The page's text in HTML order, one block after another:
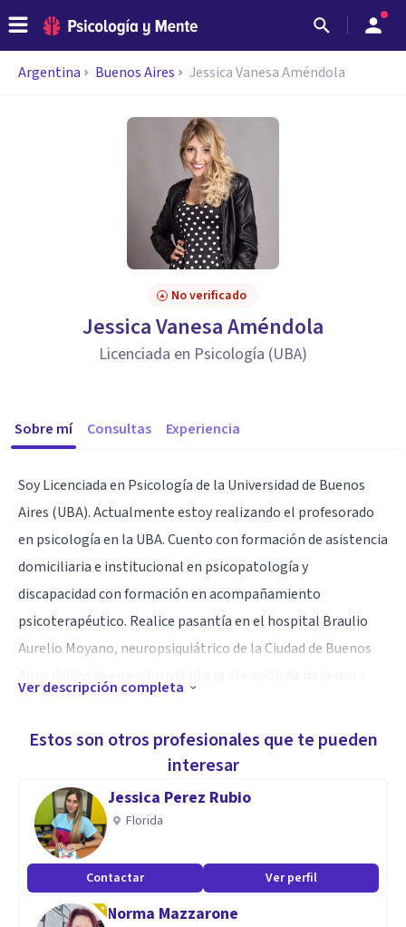
Argentina Buenos Aires Jessica Vanesa Améndola
No verificado
Jessica Vanesa Améndola
Licenciada en Psicología (UBA)
Sobre mí Consultas Experiencia
Soy Licenciada en Psicología de la Universidad de Buenos
Aires (UBA). Actualmente estoy realizando el profesorado
en psicología en la UBA. Cuento con formación de asistencia
domiciliaria e institucional en psicopatología y
discapacidad con formación en acompañamiento
psicoterapéutico. Realice pasantía en el hospital Braulio
Aurelio Moyano, neuropsiquiátrico de la Ciudad de Buenos
psicosis y esquizofrenia.
Ver descripción completa
Estos son otros profesionales que te pueden
interesar
Jessica Perez Rubio
Florida
Contactar Ver perfil
Norma Mazzarone